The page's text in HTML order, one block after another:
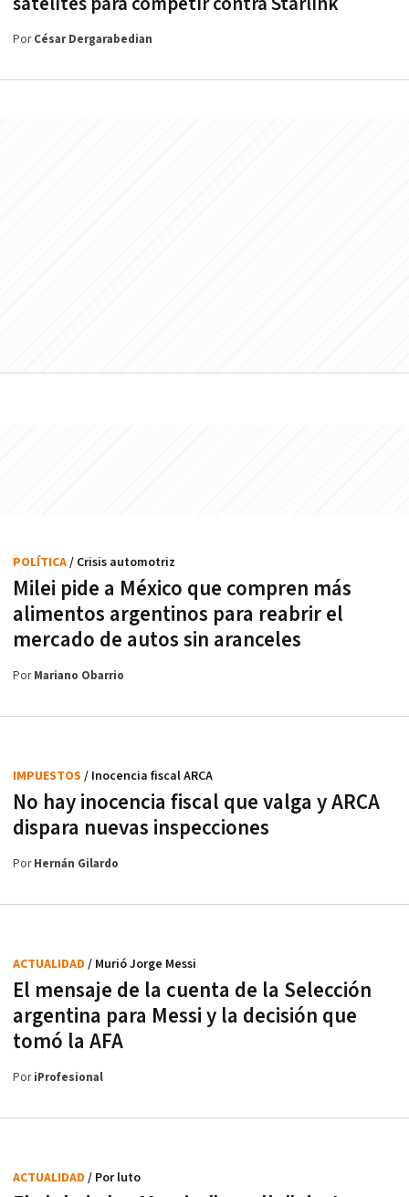
PorCésar Dergarabedian
Milei pide a México que compren más
alimentos argentinos para reabrir el
mercado de autos sin aranceles
POLÍTICA/ Crisis automotriz
PorMariano Obarrio
No hay inocencia fiscal que valga y ARCA
dispara nuevas inspecciones
IMPUESTOS / Inocencia fiscal ARCA
PorHernán Gilardo
El mensaje de la cuenta de la Selección
argentina para Messi y la decisión que
tomó la AFA
ACTUALIDAD / Murió Jorge Messi
PoriProfesional
ACTUALIDAD / Por luto